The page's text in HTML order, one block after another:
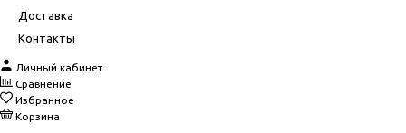
Доставка
Контакты
Личный кабинет
Сравнение
Избранное
Корзина